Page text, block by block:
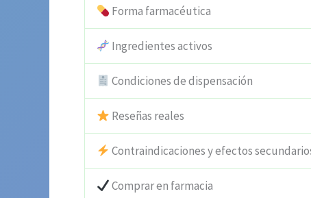
Forma farmacéutica
Ingredientes activos
Condiciones de dispensación
Reseñas reales
Contraindicaciones y efectos
Comprar en farmacia